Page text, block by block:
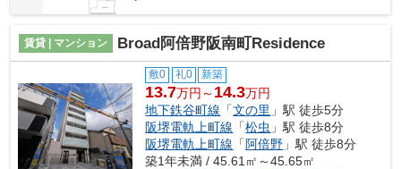
賃貸 | マンション Broad阿倍野阪南町Residence
敷0 礼0 新築
13.7万円～ 14.3万円
地下鉄谷町線 「文の里 」駅 徒歩5分
阪堺電軌上町線 「松虫 」駅 徒歩8分
阪堺電軌上町線 「阿倍野 」駅 徒歩8分
築1年未満 / 45.61㎡～45.65㎡